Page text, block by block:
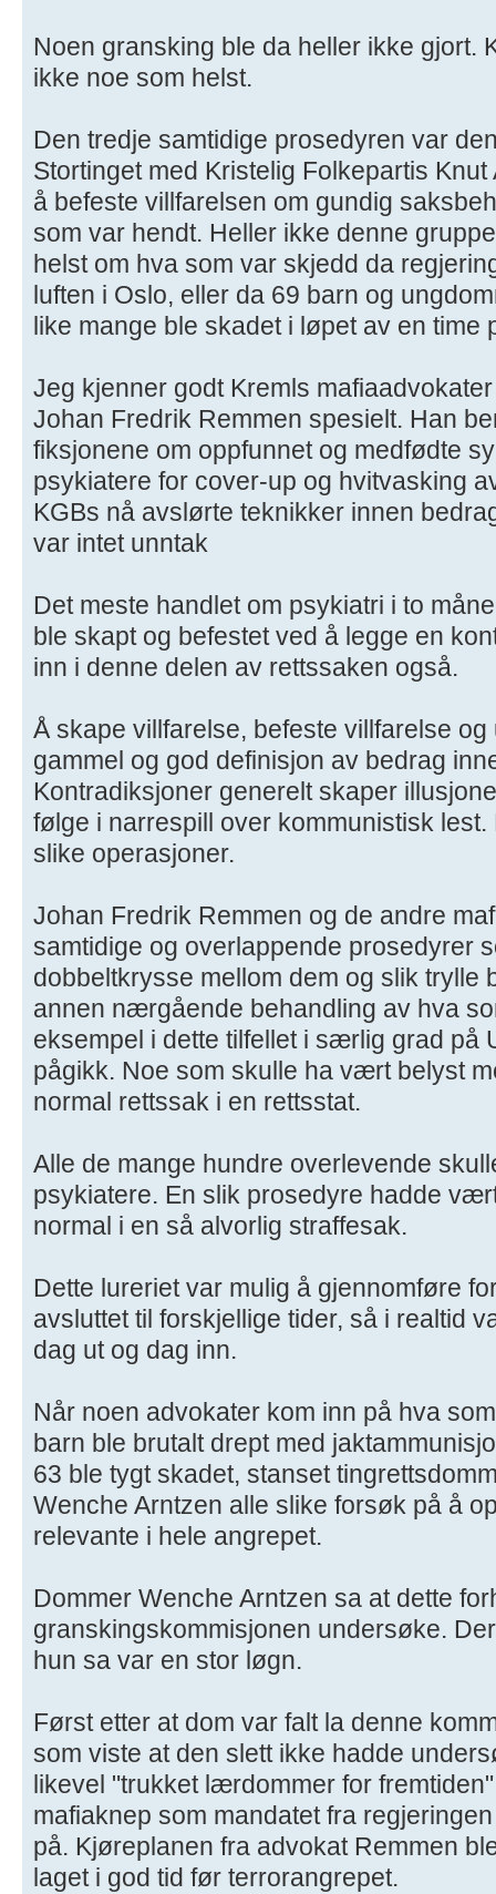
Noen gransking ble da heller ikke gjort.
ikke noe som helst.
Den tredje samtidige prosedyren var
Stortinget med Kristelig Folkepartis
å befeste villfarelsen om gundig
som var hendt. Heller ikke denne
helst om hva som var skjedd da
luften i Oslo, eller da 69 barn og
like mange ble skadet i løpet av en time
Jeg kjenner godt Kremls
Johan Fredrik Remmen spesielt. Han
fiksjonene om oppfunnet og medfødte
psykiatere for cover-up og hvitvasking
KGBs nå avslørte teknikker innen
var intet unntak
Det meste handlet om psykiatri i to
ble skapt og befestet ved å legge en
inn i denne delen av rettssaken også.
Å skape villfarelse, befeste villfarelse
gammel og god definisjon av bedrag
Kontradiksjoner generelt skaper
følge i narrespill over kommunistisk
slike operasjoner.
Johan Fredrik Remmen og de andre
samtidige og overlappende prosedyrer
dobbeltkrysse mellom dem og slik trylle
annen nærgående behandling av hva
eksempel i dette tilfellet i særlig grad på
pågikk. Noe som skulle ha vært belyst
normal rettssak i en rettsstat.
Alle de mange hundre overlevende
psykiatere. En slik prosedyre hadde
normal i en så alvorlig straffesak.
Dette lureriet var mulig å gjennomføre
avsluttet til forskjellige tider, så i realtid
dag ut og dag inn.
Når noen advokater kom inn på hva
barn ble brutalt drept med
63 ble tygt skadet, stanset
Wenche Arntzen alle slike forsøk på å
relevante i hele angrepet.
Dommer Wenche Arntzen sa at dette
granskingskommisjonen undersøke.
hun sa var en stor løgn.
Først etter at dom var falt la denne
som viste at den slett ikke hadde
likevel "trukket lærdommer for
mafiaknep som mandatet fra
på. Kjøreplanen fra advokat Remmen
laget i god tid før terrorangrepet.